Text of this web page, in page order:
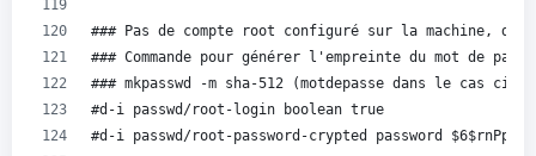
### Pas de compte root configuré sur la machine,
### Commande pour générer l'empreinte du mot de
### mkpasswd -m sha-512 (motdepasse dans le cas ci-
#d-i passwd/root-login boolean true
#d-i passwd/root-password-crypted password